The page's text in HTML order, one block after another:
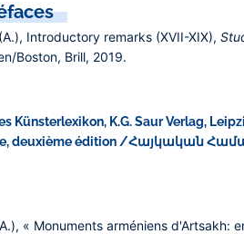
Introductory remarks (XVII-XIX),
Boston, Brill, 2019.
Künsterlexikon, K.G. Saur Verlag,
deuxième édition /Հայկական
« Monuments arméniens d'Artsakh: